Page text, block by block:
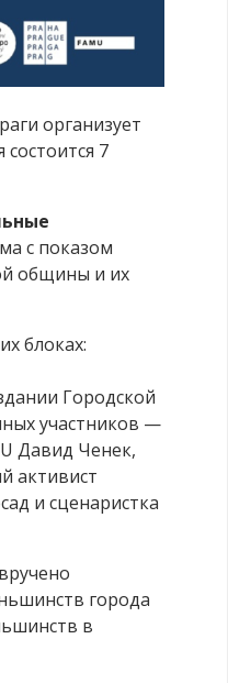
организует
состоится 7
с показом
общины и их
блоках:
Городской
участников —
Давид Ченек,
активист
и сценаристка
города
в